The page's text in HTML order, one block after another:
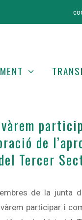
de
Tercer
de la junta
participar i